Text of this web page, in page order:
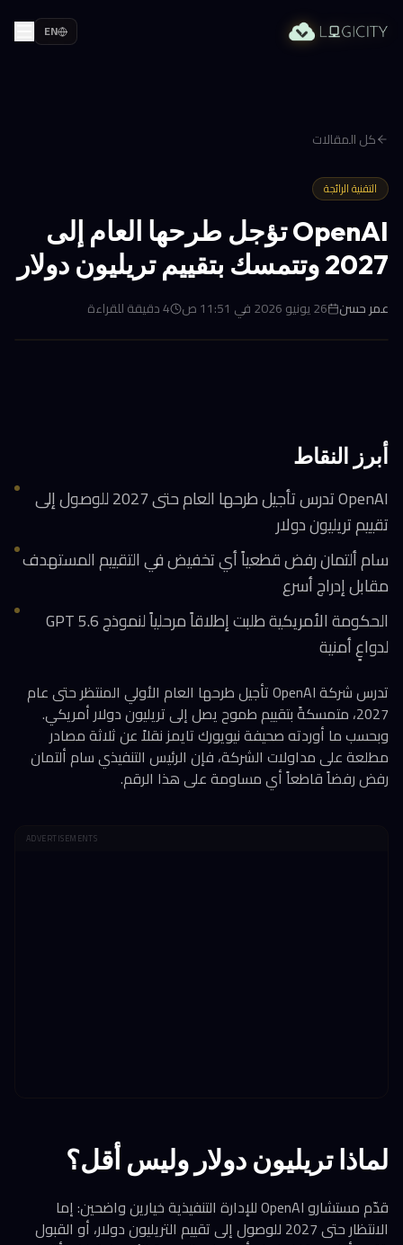
EN
كل المقالات
التقنية الرائجة
OpenAI تؤجل طرحها العام إلى
2027 وتتمسك بتقييم تريليون دولار
عمر حسن 26 يونيو 2026 في 11:51 ص 4دقيقة للقراءة
أبرز النقاط
OpenAI تدرس تأجيل طرحها العام حتى 2027 للوصول إلى
تقييم تريليون دولار
سام ألتمان رفض قطعياً أي تخفيض في التقييم المستهدف
مقابل إدراج أسرع
الحكومة الأمريكية طلبت إطلاقاً مرحلياً لنموذج GPT 5.6
لدواعٍ أمنية
تدرس شركة OpenAI تأجيل طرحها العام الأولي المنتظر حتى عام
2027، متمسكةً بتقييم طموح يصل إلى تريليون دولار أمريكي.
وبحسب ما أوردته صحيفة نيويورك تايمز نقلاً عن ثلاثة مصادر
مطلعة على مداولات الشركة، فإن الرئيس التنفيذي سام ألتمان
رفض رفضاً قاطعاً أي مساومة على هذا الرقم.
ADVERTISEMENTS
لماذا تريليون دولار وليس أقل؟
قدّم مستشارو OpenAI للإدارة التنفيذية خيارين واضحين: إما
الانتظار حتى 2027 للوصول إلى تقييم التريليون دولار، أو القبول